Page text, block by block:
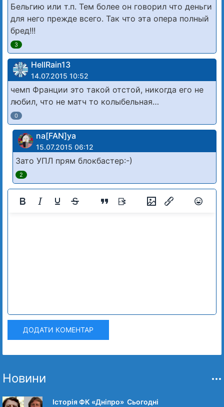
Бельгию или т.п. Тем более он говорил что деньги
для него прежде всего. Так что эта опера полный
бред!!!
3
HellRain13
14.07.2015 10:52
чемп Франции это такой отстой, никогда его не
любил, что не матч то колыбельная…
0
na[FAN]ya
15.07.2015 06:12
Зато УПЛ прям блокбастер:-)
2
ДОДАТИ КОМЕНТАР
Новини
Історія ФК «Дніпро» Сьогодні